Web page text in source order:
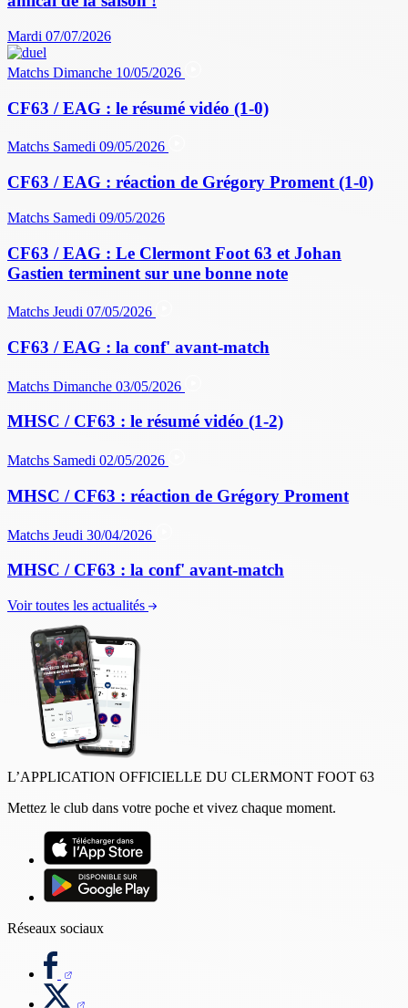
Mardi 07/07/2026
Matchs Dimanche 10/05/2026
CF63 / EAG : le résumé vidéo (1-0)
Matchs Samedi 09/05/2026
CF63 / EAG : réaction de Grégory Proment (1-0)
Matchs Samedi 09/05/2026
CF63 / EAG : Le Clermont Foot 63 et Johan
Gastien terminent sur une bonne note
Matchs Jeudi 07/05/2026
CF63 / EAG : la conf' avant-match
Matchs Dimanche 03/05/2026
MHSC / CF63 : le résumé vidéo (1-2)
Matchs Samedi 02/05/2026
MHSC / CF63 : réaction de Grégory Proment
Matchs Jeudi 30/04/2026
MHSC / CF63 : la conf' avant-match
Voir toutes les actualités
L’APPLICATION OFFICIELLE DU CLERMONT FOOT 63
Mettez le club dans votre poche et vivez chaque moment.
Réseaux sociaux